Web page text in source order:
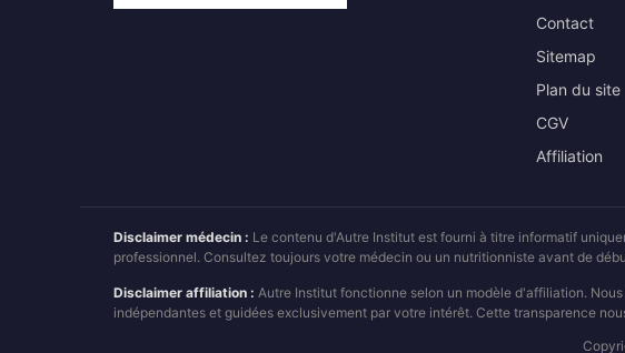
Contact
Sitemap
Plan du site
CGV
Affiliation
Disclaimer médecin : Le contenu d'Autre Institut est fourni à titre informatif
professionnel. Consultez toujours votre médecin ou un nutritionniste avant de
Disclaimer affiliation : Autre Institut fonctionne selon un modèle d'affiliation.
indépendantes et guidées exclusivement par votre intérêt. Cette transparence